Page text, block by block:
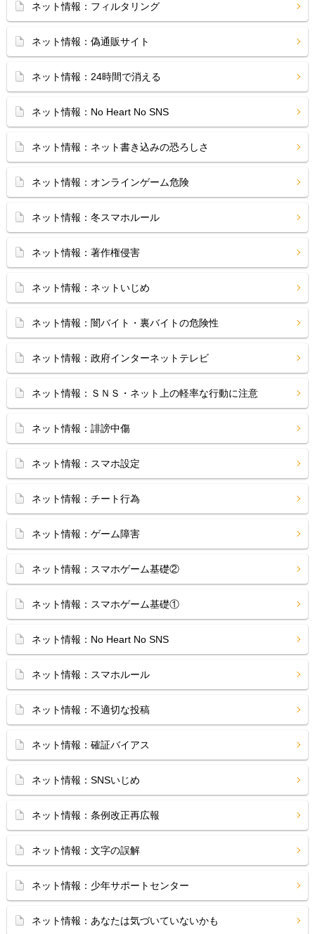
ネット情報：フィルタリング
ネット情報：偽通販サイト
ネット情報：24時間で消える
ネット情報：No Heart No SNS
ネット情報：ネット書き込みの恐ろしさ
ネット情報：オンラインゲーム危険
ネット情報：冬スマホルール
ネット情報：著作権侵害
ネット情報：ネットいじめ
ネット情報：闇バイト・裏バイトの危険性
ネット情報：政府インターネットテレビ
ネット情報：ＳＮＳ・ネット上の軽率な行動に注意
ネット情報：誹謗中傷
ネット情報：スマホ設定
ネット情報：チート行為
ネット情報：ゲーム障害
ネット情報：スマホゲーム基礎②
ネット情報：スマホゲーム基礎①
ネット情報：No Heart No SNS
ネット情報：スマホルール
ネット情報：不適切な投稿
ネット情報：確証バイアス
ネット情報：SNSいじめ
ネット情報：条例改正再広報
ネット情報：文字の誤解
ネット情報：少年サポートセンター
ネット情報：あなたは気づいていないかも